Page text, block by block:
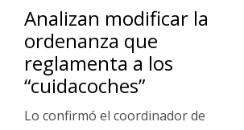
Analizan modificar la
ordenanza que
reglamenta a los
“cuidacoches”
Lo confirmó el coordinador de